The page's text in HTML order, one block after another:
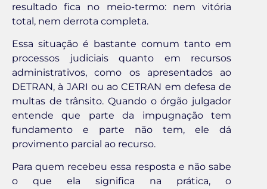
resultado fica no meio-termo: nem vitória
total, nem derrota completa.
Essa situação é bastante comum tanto em
processos judiciais quanto em recursos
administrativos, como os apresentados ao
DETRAN, à JARI ou ao CETRAN em defesa de
multas de trânsito. Quando o órgão julgador
entende que parte da impugnação tem
fundamento e parte não tem, ele dá
provimento parcial ao recurso.
Para quem recebeu essa resposta e não sabe
o que ela significa na prática, o